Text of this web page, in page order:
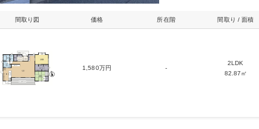
間取り図 価格 所在階 間取り / 面積
1,580万円 -
2LDK
82.87㎡